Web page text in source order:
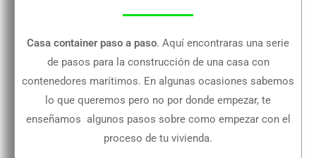
Casa container paso a paso. Aquí encontraras una serie
de pasos para la construcción de una casa con
contenedores marítimos. En algunas ocasiones sabemos
lo que queremos pero no por donde empezar, te
enseñamos algunos pasos sobre como empezar con el
proceso de tu vivienda.